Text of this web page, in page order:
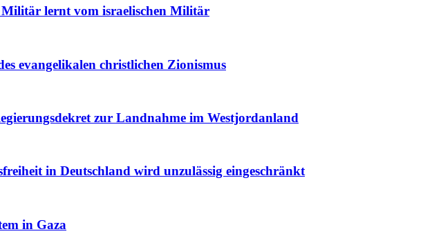
lernt vom israelischen Militär
evangelikalen christlichen Zionismus
zur Landnahme im Westjordanland
in Deutschland wird unzulässig eingeschränkt
in Gaza